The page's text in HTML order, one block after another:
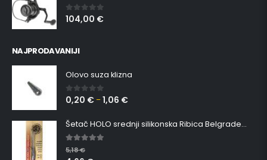
0out of 5
104,00 €
NAJPRODAVANIJI
Olovo suza klizna
0 out of 5
0,20 € –1,06 €
Šetač HOLO srednji silikonska Ribica Belgrade Walker
5.00out of 5
5,18€